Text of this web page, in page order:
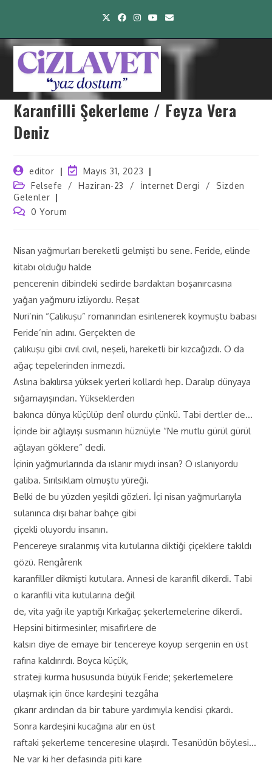
Karanfilli Şekerleme / Feyza Vera
Deniz
editor
Mayıs 31, 2023
Felsefe
/ Haziran-23 / İnternet Dergi /
Sizden
Gelenler
0 Yorum
Nisan yağmurları bereketli gelmişti bu sene. Feride, elinde
kitabı olduğu halde
pencerenin dibindeki sedirde bardaktan boşanırcasına
yağan yağmuru izliyordu. Reşat
Nuri’nin “Çalıkuşu” romanından esinlenerek koymuştu babası
Feride’nin adını. Gerçekten de
çalıkuşu gibi cıvıl cıvıl, neşeli, hareketli bir kızcağızdı. O da
ağaç tepelerinden inmezdi.
Aslına bakılırsa yüksek yerleri kollardı hep. Daralıp dünyaya
sığamayışından. Yükseklerden
bakınca dünya küçülüp denî olurdu çünkü. Tabi dertler de…
İçinde bir ağlayışı susmanın hüznüyle “Ne mutlu gürül gürül
ağlayan göklere” dedi.
İçinin yağmurlarında da ıslanır mıydı insan? O ıslanıyordu
galiba. Sırılsıklam olmuştu yüreği.
Belki de bu yüzden yeşildi gözleri. İçi nisan yağmurlarıyla
sulanınca dışı bahar bahçe gibi
çiçekli oluyordu insanın.
Pencereye sıralanmış vita kutularına diktiği çiçeklere takıldı
gözü. Rengârenk
karanfiller dikmişti kutulara. Annesi de karanfil dikerdi. Tabi
o karanfili vita kutularına değil
de, vita yağı ile yaptığı Kırkağaç şekerlemelerine dikerdi.
Hepsini bitirmesinler, misafirlere de
kalsın diye de emaye bir tencereye koyup sergenin en üst
rafına kaldırırdı. Boyca küçük,
strateji kurma hususunda büyük Feride; şekerlemelere
ulaşmak için önce kardeşini tezgâha
çıkarır ardından da bir tabure yardımıyla kendisi çıkardı.
Sonra kardeşini kucağına alır en üst
raftaki şekerleme tenceresine ulaşırdı. Tesanüdün böylesi…
Ne var ki her defasında piti kare